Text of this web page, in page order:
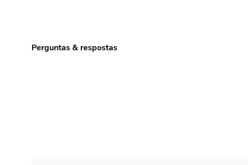
Perguntas & respostas